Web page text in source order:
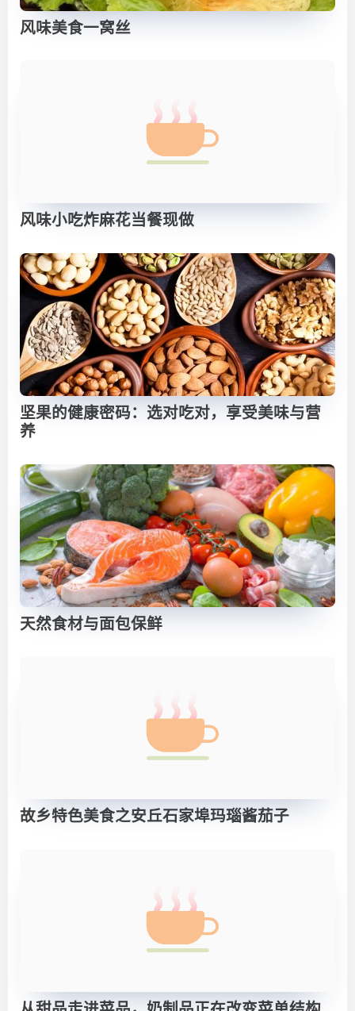
风味美食一窝丝
风味小吃炸麻花当餐现做
坚果的健康密码：选对吃对，享受美味与营
养
天然食材与面包保鲜
故乡特色美食之安丘石家埠玛瑙酱茄子